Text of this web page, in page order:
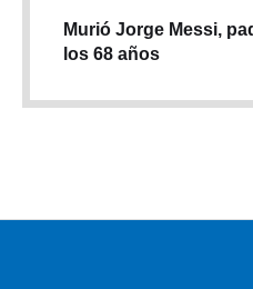
Murió Jorge Messi,
los 68 años